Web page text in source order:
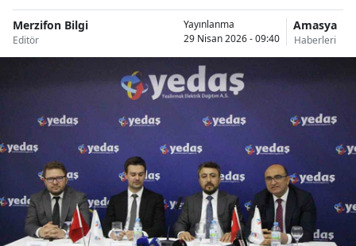
Merzifon Bilgi
Editör
Yayınlanma
29 Nisan 2026 - 09:40
Amasya
Haberleri